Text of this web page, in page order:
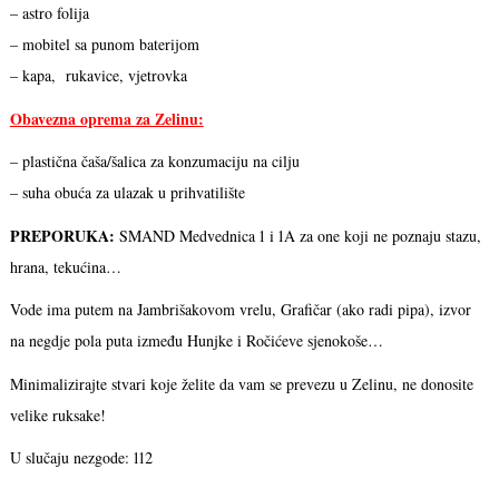
– astro folija
– mobitel sa punom baterijom
– kapa, rukavice, vjetrovka
Obavezna oprema za Zelinu:
– plastična čaša/šalica za konzumaciju na cilju
– suha obuća za ulazak u prihvatilište
PREPORUKA: SMAND Medvednica 1 i 1A za one koji ne poznaju stazu,
hrana, tekućina…
Vode ima putem na Jambrišakovom vrelu, Grafičar (ako radi pipa), izvor
na negdje pola puta između Hunjke i Ročićeve sjenokoše…
Minimalizirajte stvari koje želite da vam se prevezu u Zelinu, ne donosite
velike ruksake!
U slučaju nezgode: 112